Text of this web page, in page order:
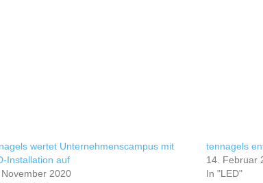
wertet Unternehmenscampus mit
Installation auf
2020
tennagels
14. Februar
In "LED"